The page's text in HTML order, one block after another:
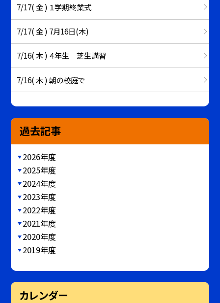
7/17( 金 ) １学期終業式
7/17( 金 ) 7月16日(木)
7/16( 木 ) ４年生 芝生講習
7/16( 木 ) 朝の校庭で
過去記事
2026年度
2025年度
2024年度
2023年度
2022年度
2021年度
2020年度
2019年度
カレンダー